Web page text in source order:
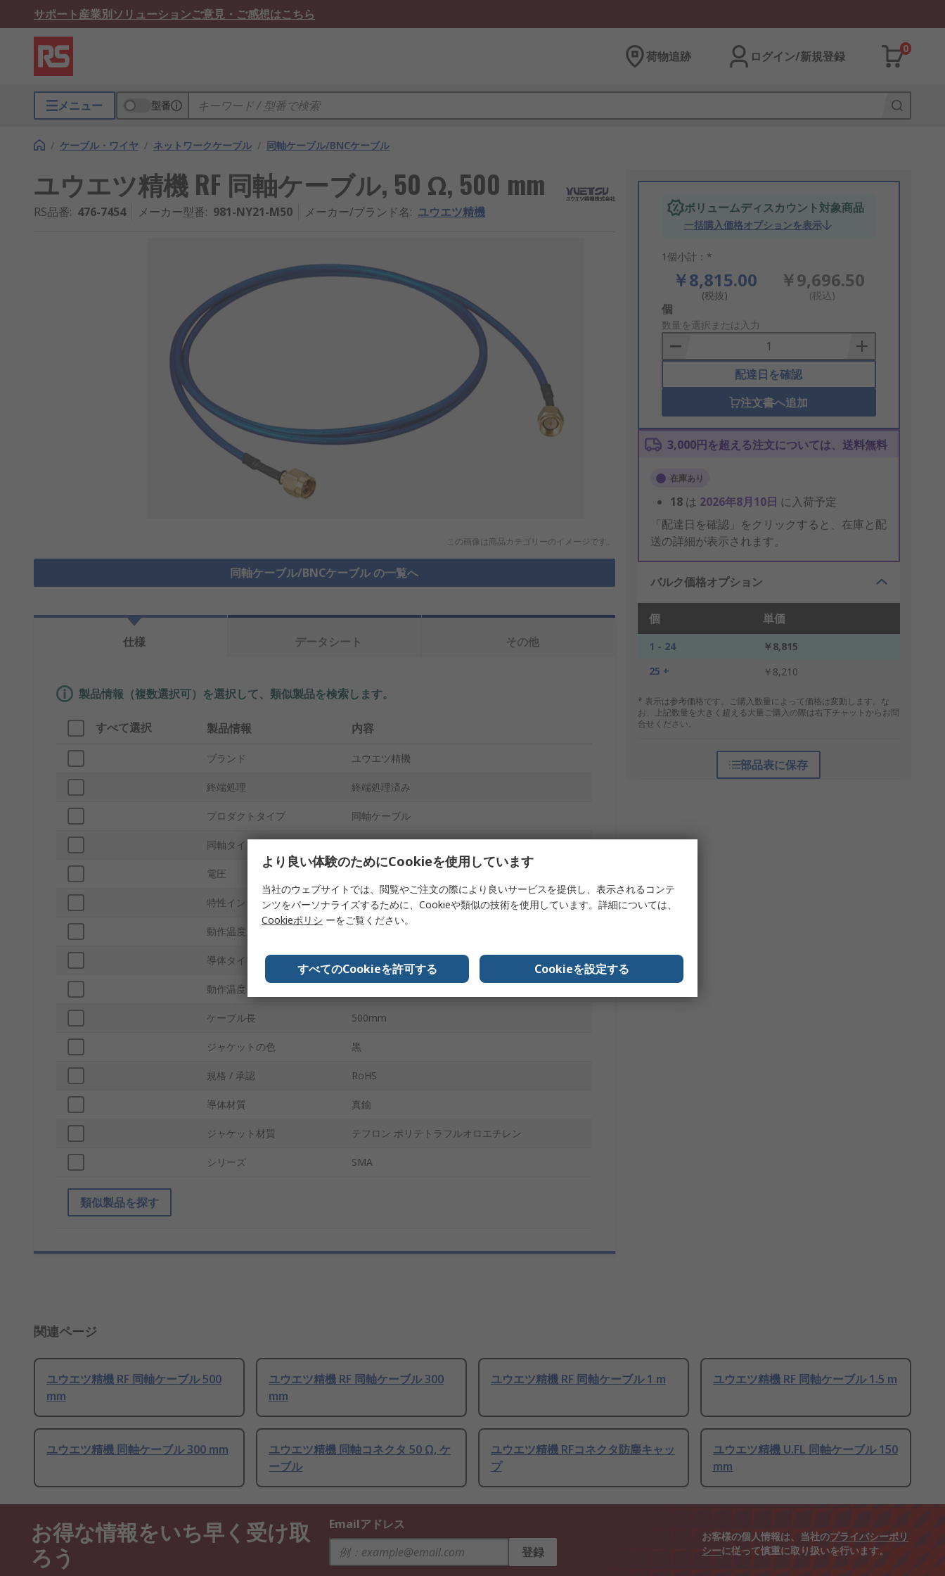
サポート産業別ソリューションご意見・ご感想はこちら
荷物追跡 ログイン/新規登録
0
メニュー 型番
/ ケーブル・ワイヤ / ネットワークケーブル / 同軸ケーブル/BNCケーブル
ユウエツ精機 RF 同軸ケーブル, 50 Ω, 500 mm
RS品番: 476-7454 メーカー型番: 981-NY21-M50 メーカー/ブランド名: ユウエツ精機
この画像は商品カテゴリーのイメージです。
同軸ケーブル/BNCケーブル の一覧へ
ボリュームディスカウント対象商品
一括購入価格オプションを表示
1個小計：*
￥8,815.00
(税抜)
￥9,696.50
(税込)
Add
to
Basket
個
数量を選択または入力
配達日を確認
注文書へ追加
3,000円を超える注文については、送料無料
在庫あり
18 は 2026年8月10日 に入荷予定
「配達日を確認」をクリックすると、在庫と配
送の詳細が表示されます。
バルク価格オプション
個 単価
1 - 24
￥8,815
25 +
￥8,210
* 表示は参考価格です。ご購入数量によって価格は変動します。な
お、上記数量を大きく超える大量ご購入の際は右下チャットからお問
合せください。
部品表に保存
仕様 データシート その他
製品情報（複数選択可）を選択して、類似製品を検索します。
すべて選択 製品情報 内容
ブランド ユウエツ精機
終端処理 終端処理済み
プロダクトタイプ 同軸ケーブル
同軸タイプ
電圧
特性インピーダンス 50Ω
動作温度 Min
導体タイプ
動作温度 Max
ケーブル長 500mm
ジャケットの色 黒
規格 / 承認 RoHS
導体材質 真鍮
ジャケット材質 テフロン ポリテトラフルオロエチレン
シリーズ SMA
類似製品を探す
関連ページ
ユウエツ精機 RF 同軸ケーブル 500
mm
ユウエツ精機 RF 同軸ケーブル 300
mm
ユウエツ精機 RF 同軸ケーブル 1 m ユウエツ精機 RF 同軸ケーブル 1.5 m
ユウエツ精機 同軸ケーブル 300 mm
ユウエツ精機 同軸コネクタ 50 Ω, ケ
ーブル
ユウエツ精機 RFコネクタ防塵キャッ
プ
ユウエツ精機 U.FL 同軸ケーブル 150
mm
お得な情報をいち早く受け取
ろう
Emailアドレス
登録
お客様の個人情報は、当社のプライバシーポリ
シーに従って慎重に取り扱いを行います。
より良い体験のためにCookieを使用しています
当社のウェブサイトでは、閲覧やご注文の際により良いサービスを提供し、表示されるコンテ
ンツをパーソナライズするために、Cookieや類似の技術を使用しています。詳細については、
Cookieポリシ ーをご覧ください。
すべてのCookieを許可する Cookieを設定する